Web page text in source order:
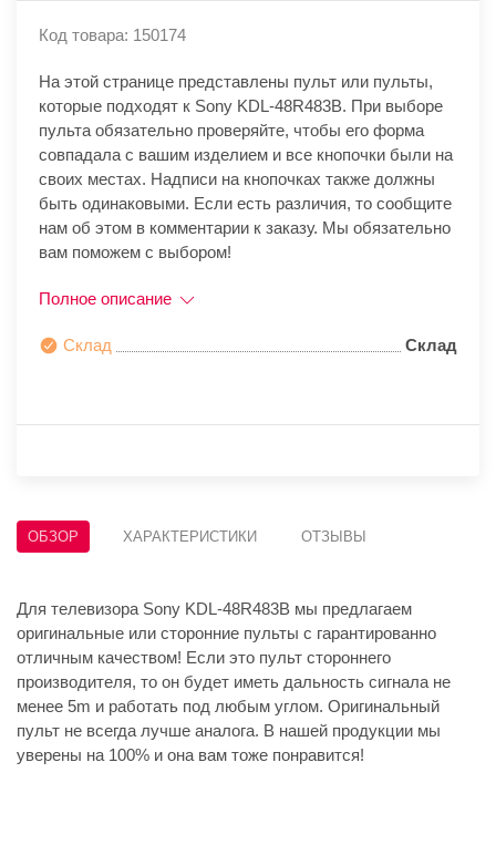
Код товара: 150174
На этой странице представлены пульт или пульты,
которые подходят к Sony KDL-48R483B. При выборе
пульта обязательно проверяйте, чтобы его форма
совпадала с вашим изделием и все кнопочки были на
своих местах. Надписи на кнопочках также должны
быть одинаковыми. Если есть различия, то сообщите
нам об этом в комментарии к заказу. Мы обязательно
вам поможем с выбором!
Полное описание
Склад Склад
ОБЗОР ХАРАКТЕРИСТИКИ ОТЗЫВЫ
Для телевизора Sony KDL-48R483B мы предлагаем
оригинальные или сторонние пульты с гарантированно
отличным качеством! Если это пульт стороннего
производителя, то он будет иметь дальность сигнала не
менее 5m и работать под любым углом. Оригинальный
пульт не всегда лучше аналога. В нашей продукции мы
уверены на 100% и она вам тоже понравится!